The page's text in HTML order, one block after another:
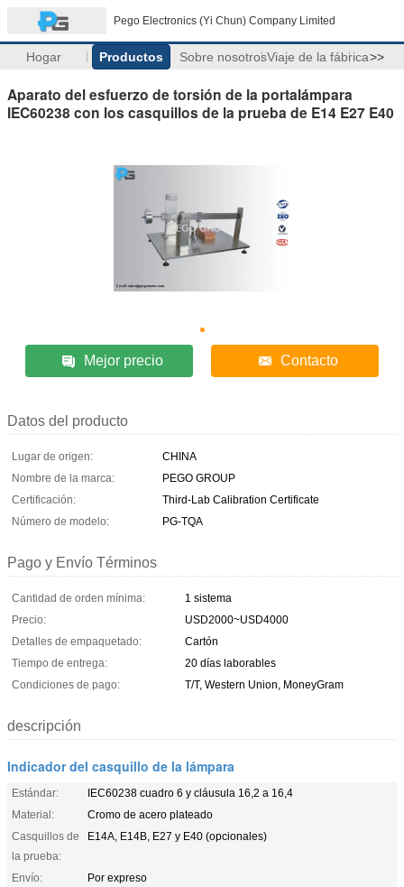
Pego Electronics (Yi Chun) Company Limited
Hogar Productos Sobre nosotrosViaje de la fábrica>>
Aparato del esfuerzo de torsión de la portalámpara
IEC60238 con los casquillos de la prueba de E14 E27 E40
Mejor precio Contacto
Datos del producto
Lugar de origen:
CHINA
Nombre de la marca:
PEGO GROUP
Certificación:
Third-Lab Calibration Certificate
Número de modelo:
PG-TQA
Pago y Envío Términos
Cantidad de orden mínima:
1 sistema
Precio:
USD2000~USD4000
Detalles de empaquetado:
Cartón
Tiempo de entrega:
20 días laborables
Condiciones de pago:
T/T, Western Union, MoneyGram
descripción
Indicador del casquillo de la lámpara
Estándar:
IEC60238 cuadro 6 y cláusula 16,2 a 16,4
Material:
Cromo de acero plateado
Casquillos de
la prueba:
E14A, E14B, E27 y E40 (opcionales)
Envío:
Por expreso